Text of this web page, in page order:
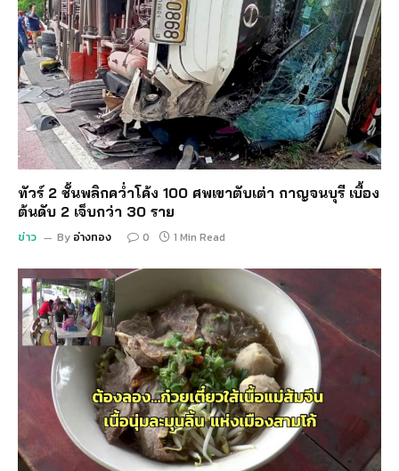
ทัวร์ 2 ชั้นพลิกคว่ำโค้ง 100 ศพเขาตับเต่า กาญจนบุรี เบื้อง
ต้นดับ 2 เจ็บกว่า 30 ราย
ข่าว By อ่างทอง 0 1 Min Read